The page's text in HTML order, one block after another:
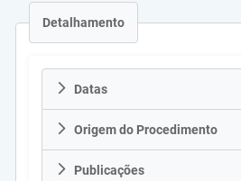
Detalhamento
Datas
Origem do Procedimento
Publicações